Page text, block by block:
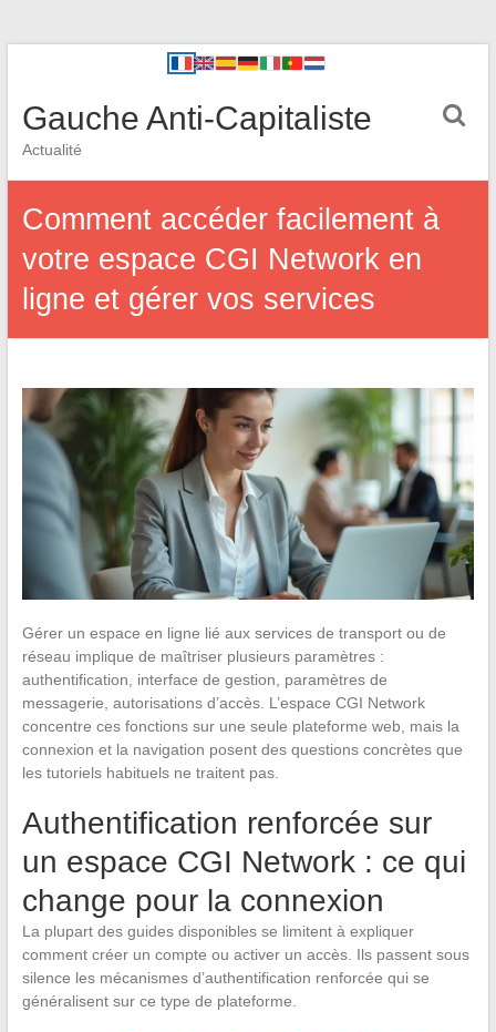
Gauche Anti-Capitaliste
Actualité
Comment accéder facilement à
votre espace CGI Network en
ligne et gérer vos services
Gérer un espace en ligne lié aux services de transport ou de
réseau implique de maîtriser plusieurs paramètres :
authentification, interface de gestion, paramètres de
messagerie, autorisations d’accès. L’espace CGI Network
concentre ces fonctions sur une seule plateforme web, mais la
connexion et la navigation posent des questions concrètes que
les tutoriels habituels ne traitent pas.
Authentification renforcée sur
un espace CGI Network : ce qui
change pour la connexion
La plupart des guides disponibles se limitent à expliquer
comment créer un compte ou activer un accès. Ils passent sous
silence les mécanismes d’authentification renforcée qui se
généralisent sur ce type de plateforme.